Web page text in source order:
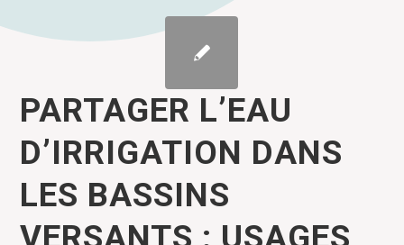
PARTAGER L’EAU
D’IRRIGATION DANS
LES BASSINS